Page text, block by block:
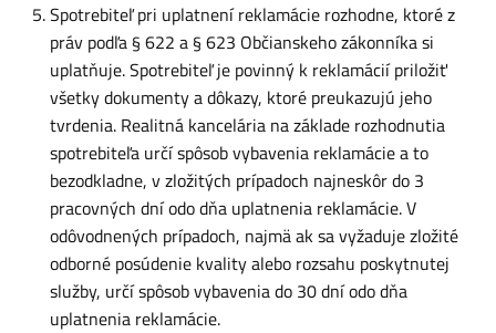
Spotrebiteľ pri uplatnení reklamácie rozhodne, ktoré z
práv podľa § 622 a § 623 Občianskeho zákonníka si
uplatňuje. Spotrebiteľ je povinný k reklamácií priložiť
všetky dokumenty a dôkazy, ktoré preukazujú jeho
tvrdenia. Realitná kancelária na základe rozhodnutia
spotrebiteľa určí spôsob vybavenia reklamácie a to
bezodkladne, v zložitých prípadoch najneskôr do 3
pracovných dní odo dňa uplatnenia reklamácie. V
odôvodnených prípadoch, najmä ak sa vyžaduje zložité
odborné posúdenie kvality alebo rozsahu poskytnutej
služby, určí spôsob vybavenia do 30 dní odo dňa
uplatnenia reklamácie.